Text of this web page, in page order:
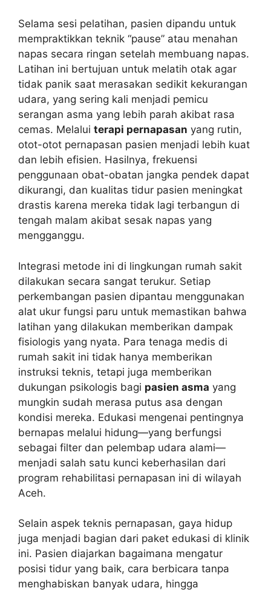
Selama sesi pelatihan, pasien dipandu untuk
mempraktikkan teknik “pause” atau menahan
napas secara ringan setelah membuang napas.
Latihan ini bertujuan untuk melatih otak agar
tidak panik saat merasakan sedikit kekurangan
udara, yang sering kali menjadi pemicu
serangan asma yang lebih parah akibat rasa
cemas. Melalui terapi pernapasan yang rutin,
otot-otot pernapasan pasien menjadi lebih kuat
dan lebih efisien. Hasilnya, frekuensi
penggunaan obat-obatan jangka pendek dapat
dikurangi, dan kualitas tidur pasien meningkat
drastis karena mereka tidak lagi terbangun di
tengah malam akibat sesak napas yang
mengganggu.
Integrasi metode ini di lingkungan rumah sakit
dilakukan secara sangat terukur. Setiap
perkembangan pasien dipantau menggunakan
alat ukur fungsi paru untuk memastikan bahwa
latihan yang dilakukan memberikan dampak
fisiologis yang nyata. Para tenaga medis di
rumah sakit ini tidak hanya memberikan
instruksi teknis, tetapi juga memberikan
dukungan psikologis bagi pasien asma yang
mungkin sudah merasa putus asa dengan
kondisi mereka. Edukasi mengenai pentingnya
bernapas melalui hidung—yang berfungsi
sebagai filter dan pelembap udara alami—
menjadi salah satu kunci keberhasilan dari
program rehabilitasi pernapasan ini di wilayah
Aceh.
Selain aspek teknis pernapasan, gaya hidup
juga menjadi bagian dari paket edukasi di klinik
ini. Pasien diajarkan bagaimana mengatur
posisi tidur yang baik, cara berbicara tanpa
menghabiskan banyak udara, hingga